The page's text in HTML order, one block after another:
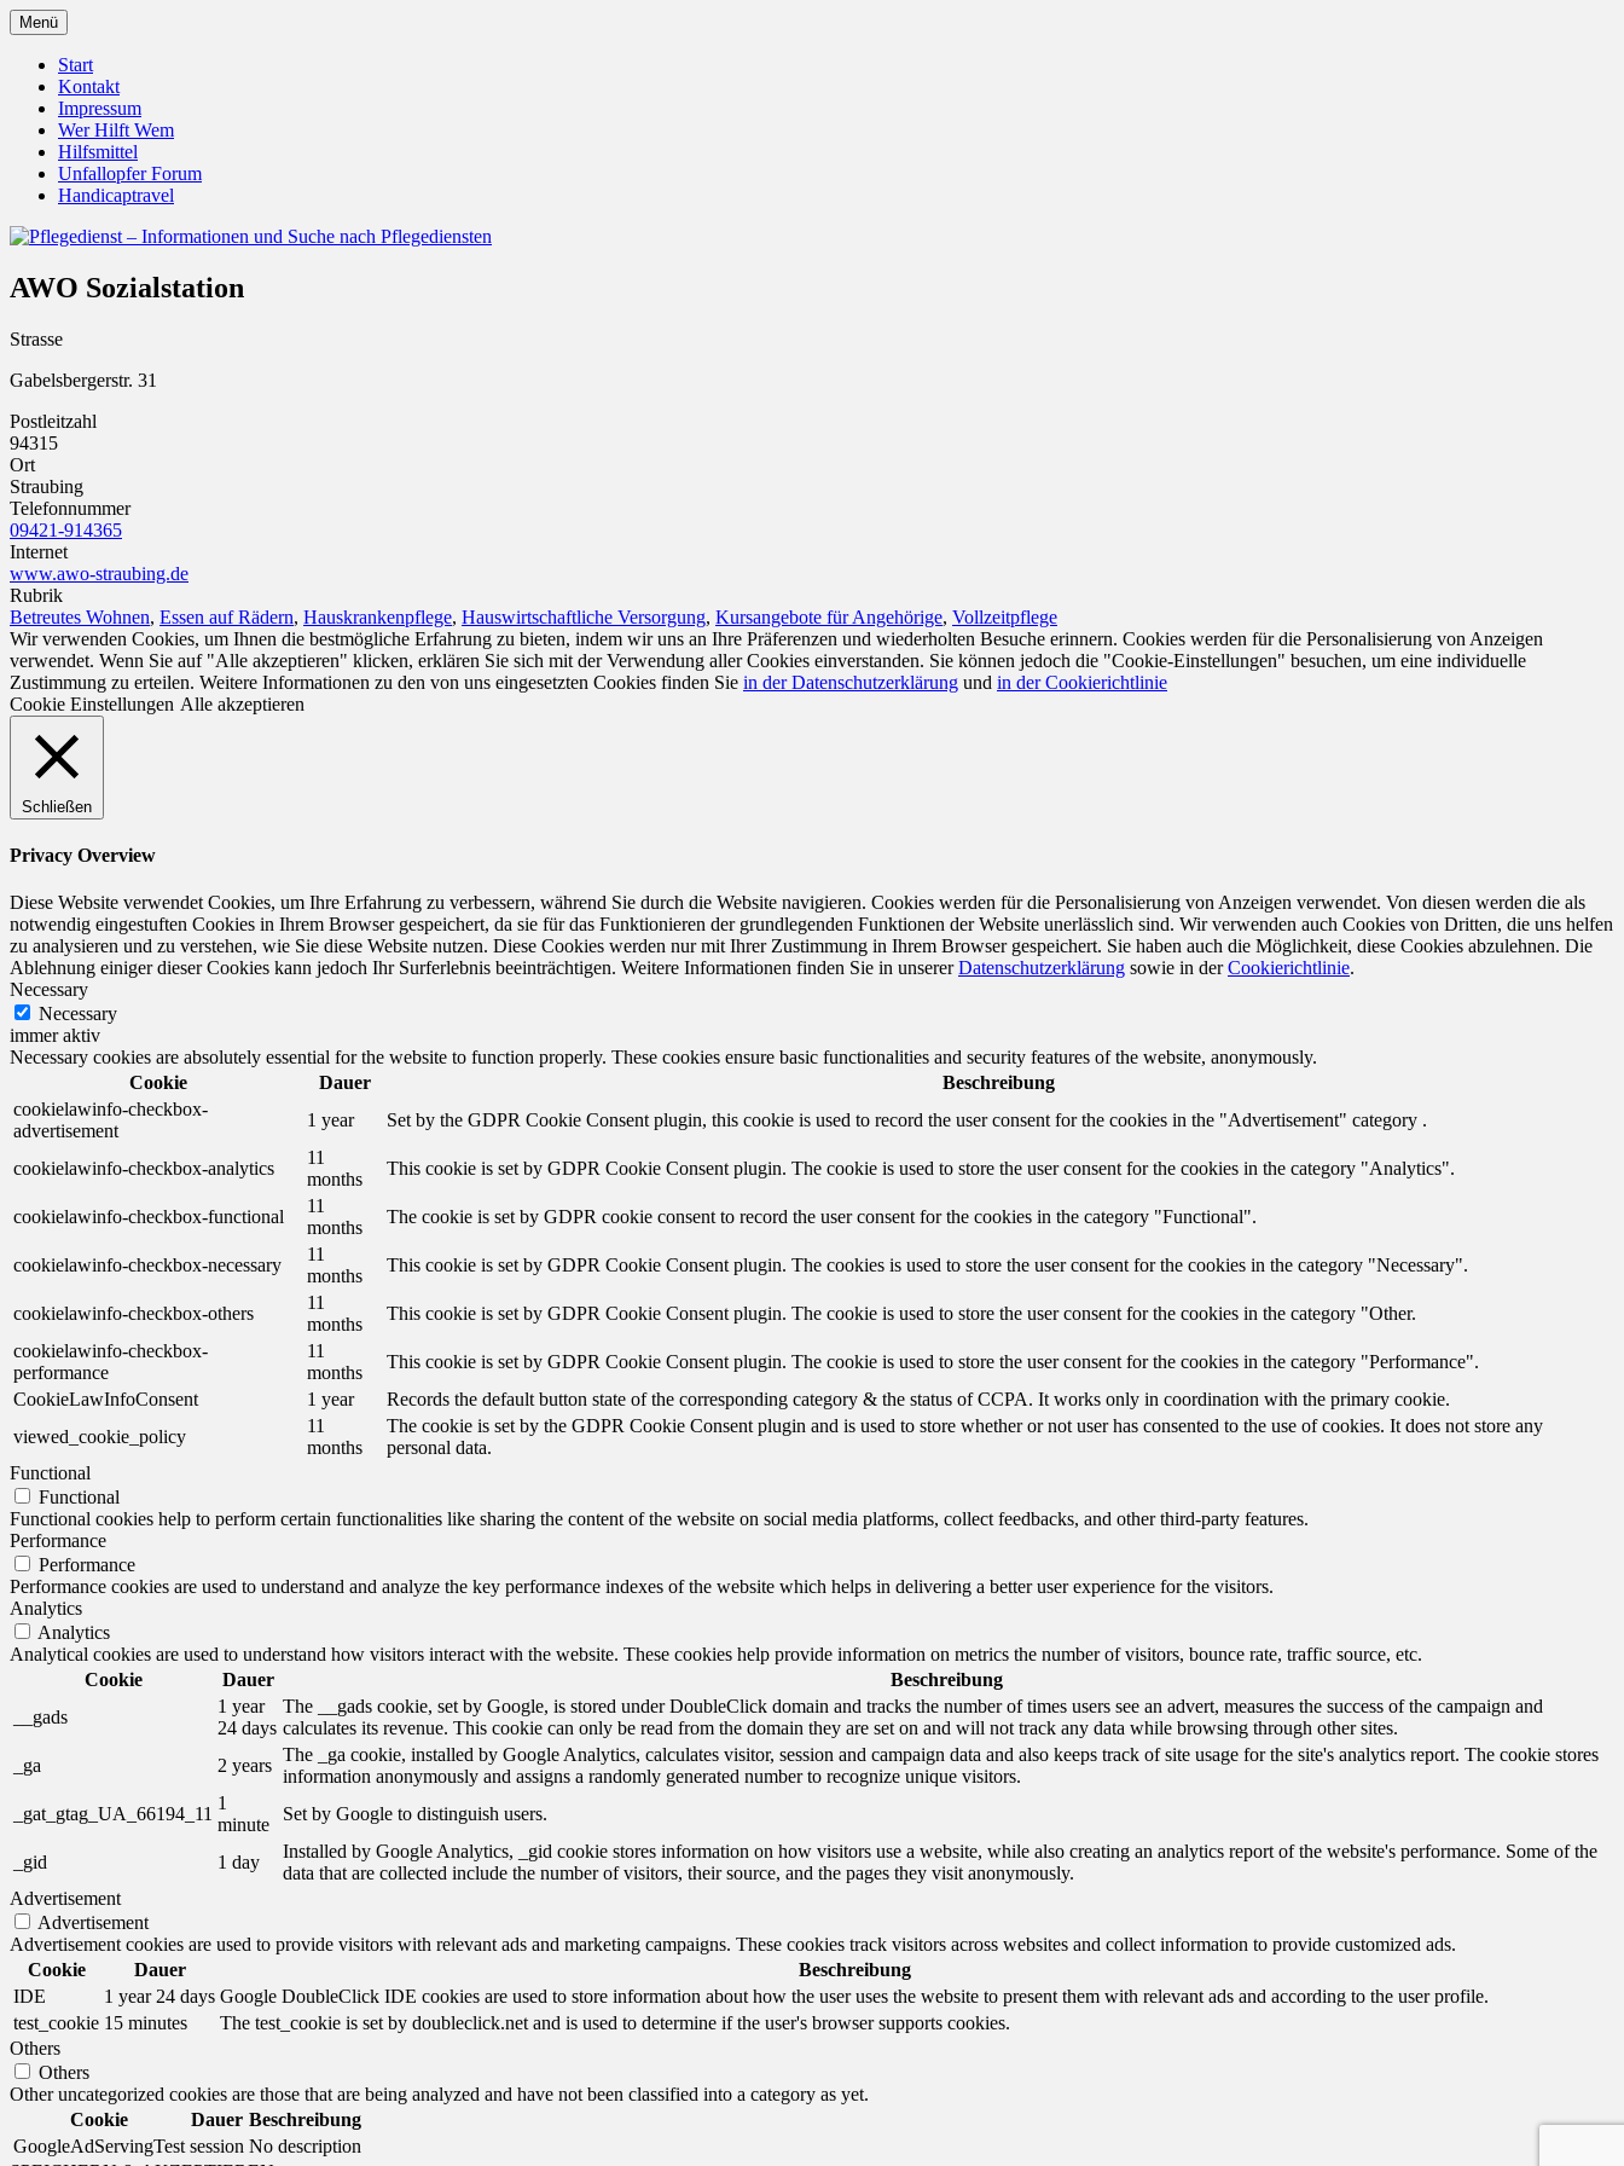
Zum
Inhalt
springen
Pflegedienst – Informationen und Suche nach Pflegediensten
Menü
Start
Kontakt
Impressum
Wer Hilft Wem
Hilfsmittel
Unfallopfer Forum
Handicaptravel
AWO Sozialstation
Strasse
Gabelsbergerstr. 31
Postleitzahl
94315
Ort
Straubing
Telefonnummer
09421-914365
Internet
www.awo-straubing.de
Rubrik
Betreutes Wohnen, Essen auf Rädern, Hauskrankenpflege, Hauswirtschaftliche Versorgung, Kursangebote für Angehörige, Vollzeitpflege
Wir verwenden Cookies, um Ihnen die bestmögliche Erfahrung zu bieten, indem wir uns an Ihre Präferenzen und wiederholten Besuche erinnern. Cookies werden für die Personalisierung von Anzeigen
verwendet. Wenn Sie auf "Alle akzeptieren" klicken, erklären Sie sich mit der Verwendung aller Cookies einverstanden. Sie können jedoch die "Cookie-Einstellungen" besuchen, um eine individuelle
Zustimmung zu erteilen. Weitere Informationen zu den von uns eingesetzten Cookies finden Sie in der Datenschutzerklärung und in der Cookierichtlinie
Cookie Einstellungen Alle akzeptieren
Schließen
Privacy Overview
Diese Website verwendet Cookies, um Ihre Erfahrung zu verbessern, während Sie durch die Website navigieren. Cookies werden für die Personalisierung von Anzeigen verwendet. Von diesen werden die als
notwendig eingestuften Cookies in Ihrem Browser gespeichert, da sie für das Funktionieren der grundlegenden Funktionen der Website unerlässlich sind. Wir verwenden auch Cookies von Dritten, die uns helfen
zu analysieren und zu verstehen, wie Sie diese Website nutzen. Diese Cookies werden nur mit Ihrer Zustimmung in Ihrem Browser gespeichert. Sie haben auch die Möglichkeit, diese Cookies abzulehnen. Die
Ablehnung einiger dieser Cookies kann jedoch Ihr Surferlebnis beeinträchtigen. Weitere Informationen finden Sie in unsererDatenschutzerklärung sowie in derCookierichtlinie.
Necessary
Necessary
immer aktiv
Necessary cookies are absolutely essential for the website to function properly. These cookies ensure basic functionalities and security features of the website, anonymously.
Cookie
Dauer
Beschreibung
cookielawinfo-checkbox-
advertisement
1 year Set by the GDPR Cookie Consent plugin, this cookie is used to record the user consent for the cookies in the "Advertisement" category .
cookielawinfo-checkbox-analytics
11
months
This cookie is set by GDPR Cookie Consent plugin. The cookie is used to store the user consent for the cookies in the category "Analytics".
cookielawinfo-checkbox-functional
11
months
The cookie is set by GDPR cookie consent to record the user consent for the cookies in the category "Functional".
cookielawinfo-checkbox-necessary
11
months
This cookie is set by GDPR Cookie Consent plugin. The cookies is used to store the user consent for the cookies in the category "Necessary".
cookielawinfo-checkbox-others
11
months
This cookie is set by GDPR Cookie Consent plugin. The cookie is used to store the user consent for the cookies in the category "Other.
cookielawinfo-checkbox-
performance
11
months
This cookie is set by GDPR Cookie Consent plugin. The cookie is used to store the user consent for the cookies in the category "Performance".
CookieLawInfoConsent
1 year
Records the default button state of the corresponding category & the status of CCPA. It works only in coordination with the primary cookie.
viewed_cookie_policy
11
months
The cookie is set by the GDPR Cookie Consent plugin and is used to store whether or not user has consented to the use of cookies. It does not store any
personal data.
Functional
Functional
Functional cookies help to perform certain functionalities like sharing the content of the website on social media platforms, collect feedbacks, and other third-party features.
Performance
Performance
Performance cookies are used to understand and analyze the key performance indexes of the website which helps in delivering a better user experience for the visitors.
Analytics
Analytics
Analytical cookies are used to understand how visitors interact with the website. These cookies help provide information on metrics the number of visitors, bounce rate, traffic source, etc.
Cookie
Dauer
Beschreibung
__gads
1 year
24 days
The __gads cookie, set by Google, is stored under DoubleClick domain and tracks the number of times users see an advert, measures the success of the campaign and
calculates its revenue. This cookie can only be read from the domain they are set on and will not track any data while browsing through other sites.
_ga
2 years
The _ga cookie, installed by Google Analytics, calculates visitor, session and campaign data and also keeps track of site usage for the site's analytics report. The cookie stores
information anonymously and assigns a randomly generated number to recognize unique visitors.
_gat_gtag_UA_66194_11
1
minute
Set by Google to distinguish users.
_gid 1 day
Installed by Google Analytics, _gid cookie stores information on how visitors use a website, while also creating an analytics report of the website's performance. Some of the
data that are collected include the number of visitors, their source, and the pages they visit anonymously.
Advertisement
Advertisement
Advertisement cookies are used to provide visitors with relevant ads and marketing campaigns. These cookies track visitors across websites and collect information to provide customized ads.
Cookie
Dauer
Beschreibung
IDE
1 year 24 days Google DoubleClick IDE cookies are used to store information about how the user uses the website to present them with relevant ads and according to the user profile.
test_cookie 15 minutes
The test_cookie is set by doubleclick.net and is used to determine if the user's browser supports cookies.
Others
Others
Other uncategorized cookies are those that are being analyzed and have not been classified into a category as yet.
Cookie
Dauer Beschreibung
GoogleAdServingTest session No description